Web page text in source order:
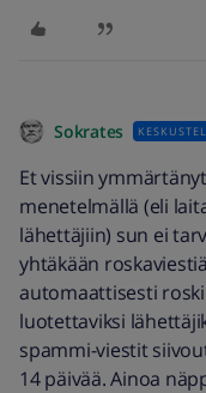
Sokrates
Et vissiin
menetelmällä (eli
lähettäjiin) sun ei
yhtäkään
automaattisesti
luotettaviksi
spammi-viestit
14 päivää. Ainoa